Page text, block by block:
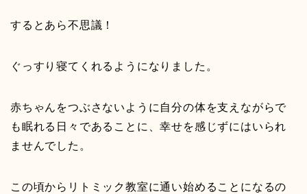
するとあら不思議！
ぐっすり寝てくれるようになりました。
赤ちゃんをつぶさないように自分の体を支えながらで
も眠れる日々であることに、幸せを感じずにはいられ
ませんでした。
この頃からリトミック教室に通い始めることになるの